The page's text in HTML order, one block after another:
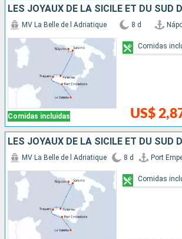
Comidas incluidas
MV La Belle de l Adriatique 8 d
US$
Comidas
MV La Belle de l Adriatique 8 d Port
Comidas